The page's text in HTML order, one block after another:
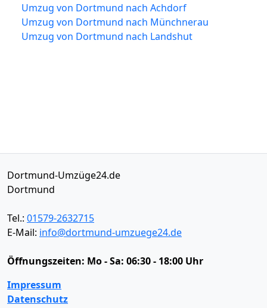
Umzug von Dortmund nach Achdorf
Umzug von Dortmund nach Münchnerau
Umzug von Dortmund nach Landshut
Dortmund-Umzüge24.de
Dortmund
Tel.: 01579-2632715
E-Mail: info@dortmund-umzuege24.de
Öffnungszeiten: Mo - Sa: 06:30 - 18:00 Uhr
Impressum
Datenschutz